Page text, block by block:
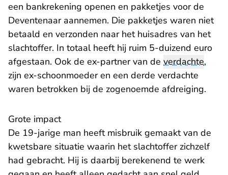
een bankrekening openen en pakketjes voor de
Deventenaar aannemen. Die pakketjes waren niet
betaald en verzonden naar het huisadres van het
slachtoffer. In totaal heeft hij ruim 5-duizend euro
afgestaan. Ook de ex-partner van de verdachte,
zijn ex-schoonmoeder en een derde verdachte
waren betrokken bij de zogenoemde afdreiging.
Grote impact
De 19-jarige man heeft misbruik gemaakt van de
kwetsbare situatie waarin het slachtoffer zichzelf
had gebracht. Hij is daarbij berekenend te werk